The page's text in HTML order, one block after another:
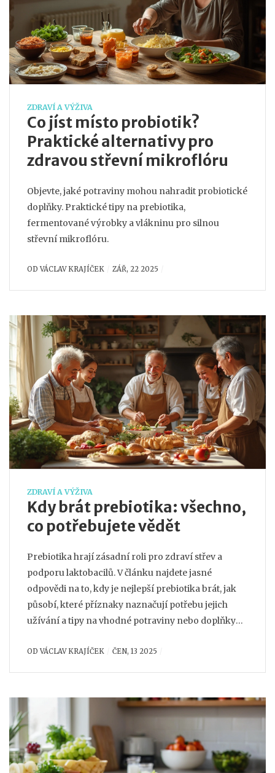
ZDRAVÍ A VÝŽIVA
Co jíst místo probiotik?
Praktické alternativy pro
zdravou střevní mikroflóru
Objevte, jaké potraviny mohou nahradit probiotické
doplňky. Praktické tipy na prebiotika,
fermentované výrobky a vlákninu pro silnou
střevní mikroflóru.
ODVÁCLAV KRAJÍČEK ZÁŘ, 22 2025
ZDRAVÍ A VÝŽIVA
Kdy brát prebiotika: všechno,
co potřebujete vědět
Prebiotika hrají zásadní roli pro zdraví střev a
podporu laktobacilů. V článku najdete jasné
odpovědi na to, kdy je nejlepší prebiotika brát, jak
působí, které příznaky naznačují potřebu jejich
užívání a tipy na vhodné potraviny nebo doplňky
prebiotik a jak mohou pomoci dětem i dospělým.
ODVÁCLAV KRAJÍČEK ČEN, 13 2025